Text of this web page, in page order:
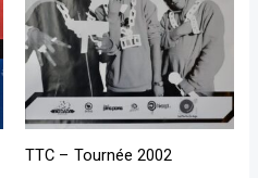
TTC – Tournée 2002